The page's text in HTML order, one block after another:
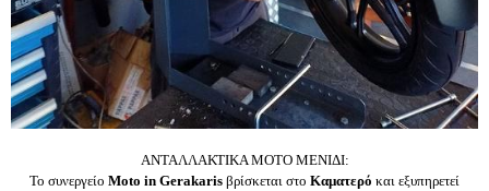
ΑΝΤΑΛΛΑΚΤΙΚΑ MOTO ΜΕΝΙΔΙ:
Το συνεργείο Moto in Gerakaris βρίσκεται στο Καματερό και εξυπηρετεί